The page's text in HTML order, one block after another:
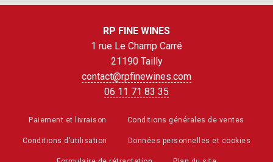
RP FINE WINES
1 rue Le Champ Carré
21190 Tailly
contact@rpfinewines.com
06 11 71 83 35
Paiement et livraison Conditions générales de ventes
Conditions d’utilisation Données personnelles et cookies